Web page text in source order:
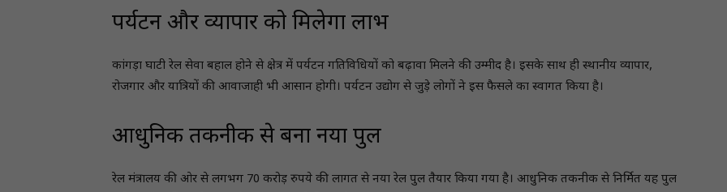
पर्यटन और व्यापार को मिलेगा लाभ
कांगड़ा घाटी रेल सेवा बहाल होने से क्षेत्र में पर्यटन गतिविधियों को बढ़ावा मिलने की उम्मीद है। इसके साथ ही स्थानीय व्यापार,
रोजगार और यात्रियों की आवाजाही भी आसान होगी। पर्यटन उद्योग से जुड़े लोगों ने इस फैसले का स्वागत किया है।
आधुनिक तकनीक से बना नया पुल
रेल मंत्रालय की ओर से लगभग 70 करोड़ रुपये की लागत से नया रेल पुल तैयार किया गया है। आधुनिक तकनीक से निर्मित यह पुल